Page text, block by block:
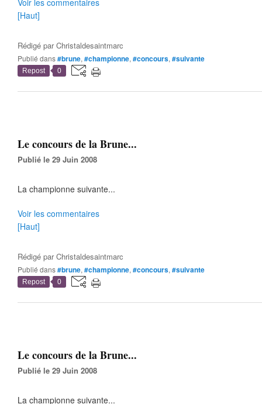
Voir les commentaires
[Haut]
Rédigé parChristaldesaintmarc
Publié dans#brune, #championne, #concours, #suivante
Repost 0
Le concours de la Brune...
Publié le 29 Juin 2008
La championne suivante...
Voir les commentaires
[Haut]
Rédigé parChristaldesaintmarc
Publié dans#brune, #championne, #concours, #suivante
Repost 0
Le concours de la Brune...
Publié le 29 Juin 2008
La championne suivante...